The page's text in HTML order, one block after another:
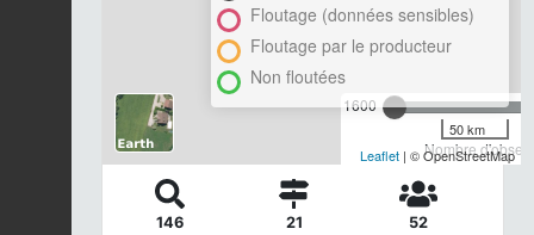
1600
Nombre
Floutage (données sensibles)
Floutage par le producteur
Non floutées
50 km
Leaflet | © OpenStreetMap
146 21 52